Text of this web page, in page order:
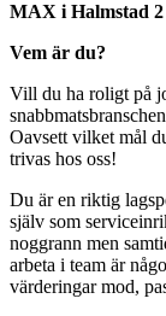
MAX i Halmstad 2
Vem är du?
Vill du ha roligt på
Oavsett vilket mål
trivas hos oss!
Du är en riktig
själv som
noggrann men
arbeta i team är
värderingar mod,